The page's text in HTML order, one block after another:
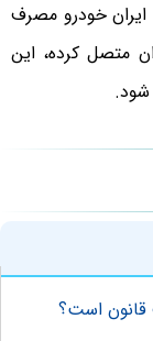
خودرو مصرف
متصل کرده، این
شود.
قانون است؟